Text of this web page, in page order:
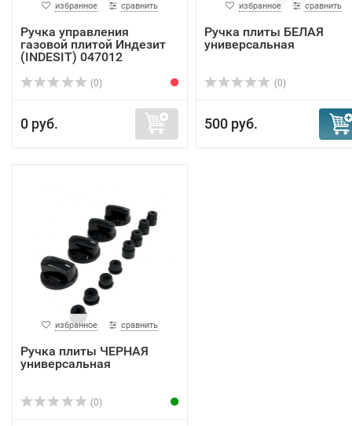
избранное сравнить
Ручка управления
газовой плитой Индезит
(INDESIT) 047012
(0)
0 руб.
избранное сравнить
Ручка плиты БЕЛАЯ
универсальная
(0)
500 руб.
избранное сравнить
Ручка плиты ЧЕРНАЯ
универсальная
(0)